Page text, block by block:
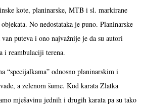
kote, planinarske, MTB i sl. markirane
No nedostataka je puno. Planinarske
puteva i ono najvažnije je da su autori
i reambulaciji terena.
“specijalkama” odnosno planinarskim i
a zelenom šume. Kod karata Zlatka
mješavinu jednih i drugih karata pa su tako